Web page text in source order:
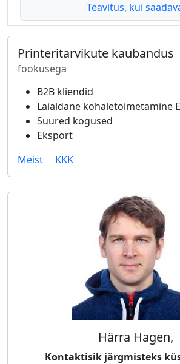
Teavitus, kui
Printeritarvikute kaubandus
fookusega
B2B kliendid
Laialdane kohaletoimetamine
Suured kogused
Eksport
Meist
KKK
Härra Hagen,
Kontaktisik järgmisteks